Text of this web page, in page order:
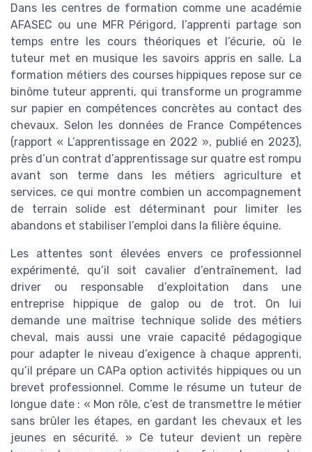
Dans les centres de formation comme une académie
AFASEC ou une MFR Périgord, l’apprenti partage son
temps entre les cours théoriques et l’écurie, où le
tuteur met en musique les savoirs appris en salle. La
formation métiers des courses hippiques repose sur ce
binôme tuteur apprenti, qui transforme un programme
sur papier en compétences concrètes au contact des
chevaux. Selon les données de France Compétences
(rapport « L’apprentissage en 2022 », publié en 2023),
près d’un contrat d’apprentissage sur quatre est rompu
avant son terme dans les métiers agriculture et
services, ce qui montre combien un accompagnement
de terrain solide est déterminant pour limiter les
abandons et stabiliser l’emploi dans la filière équine.
Les attentes sont élevées envers ce professionnel
expérimenté, qu’il soit cavalier d’entraînement, lad
driver ou responsable d’exploitation dans une
entreprise hippique de galop ou de trot. On lui
demande une maîtrise technique solide des métiers
cheval, mais aussi une vraie capacité pédagogique
pour adapter le niveau d’exigence à chaque apprenti,
qu’il prépare un CAPa option activités hippiques ou un
brevet professionnel. Comme le résume un tuteur de
longue date : « Mon rôle, c’est de transmettre le métier
sans brûler les étapes, en gardant les chevaux et les
jeunes en sécurité. » Ce tuteur devient un repère